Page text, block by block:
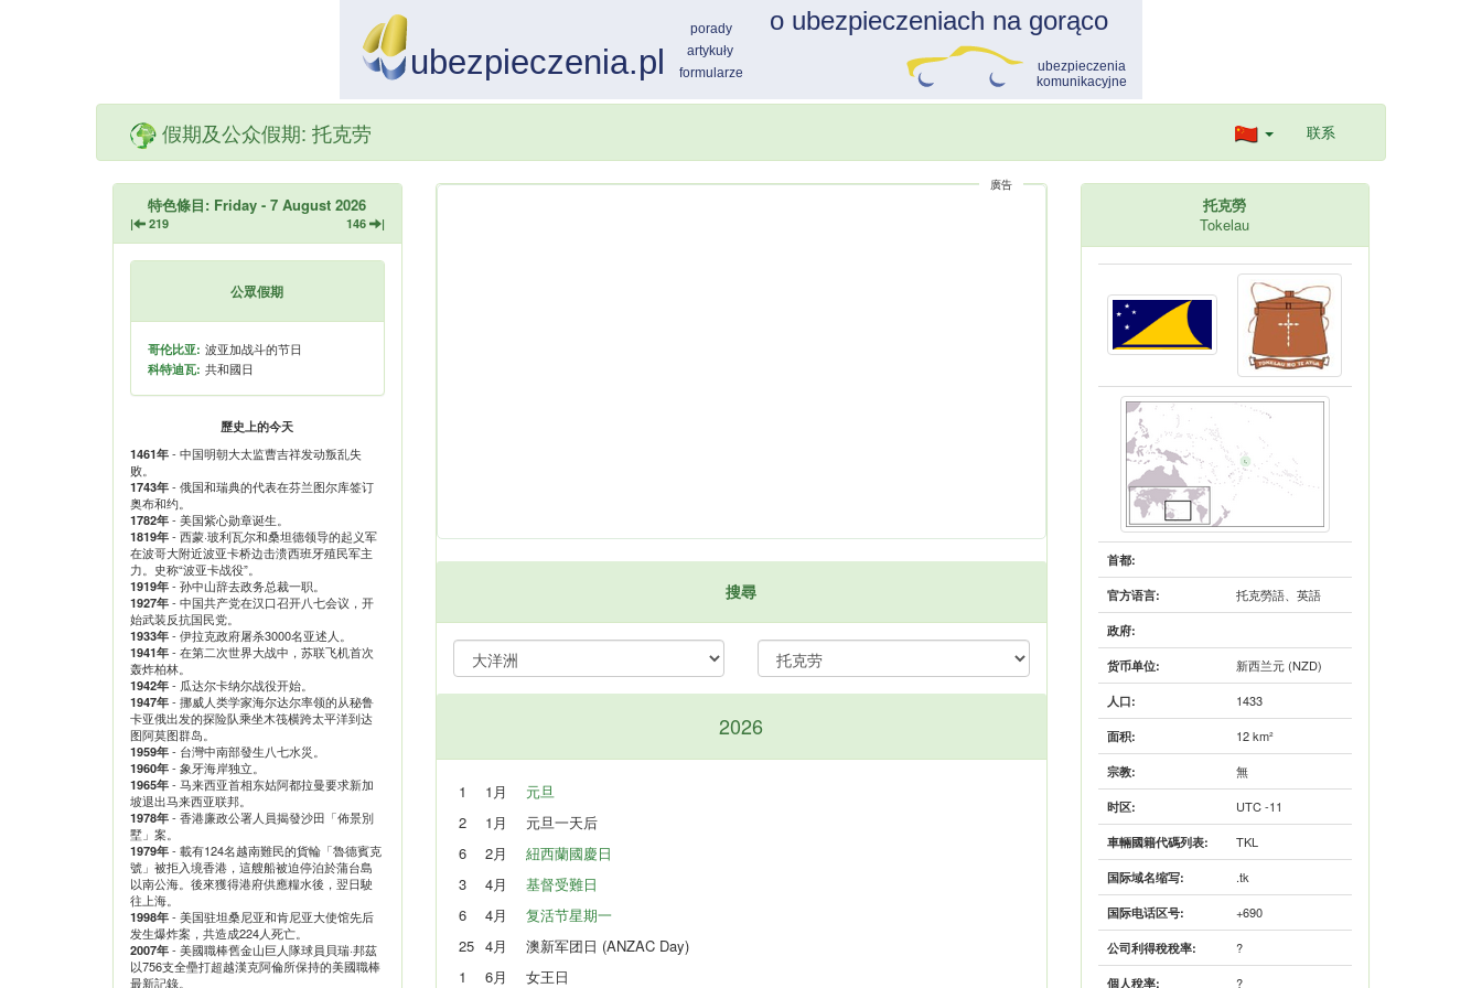
假期及公众假期: 托克劳 联系
特色條目: Friday - 7 August 2026
| 219 146 |
公眾假期
哥伦比亚: 波亚加战斗的节日
科特迪瓦: 共和國日
歷史上的今天
1461年 - 中国明朝大太监曹吉祥发动叛乱失
败。
1743年 - 俄国和瑞典的代表在芬兰图尔库签订
奥布和约。
1782年 - 美国紫心勋章诞生。
1819年 - 西蒙·玻利瓦尔和桑坦德领导的起义军
在波哥大附近波亚卡桥边击溃西班牙殖民军主
力。史称“波亚卡战役”。
1919年 - 孙中山辞去政务总裁一职。
1927年 - 中国共产党在汉口召开八七会议，开
始武装反抗国民党。
1933年 - 伊拉克政府屠杀3000名亚述人。
1941年 - 在第二次世界大战中，苏联飞机首次
轰炸柏林。
1942年 - 瓜达尔卡纳尔战役开始。
1947年 - 挪威人类学家海尔达尔率领的从秘鲁
卡亚俄出发的探险队乘坐木筏横跨太平洋到达
图阿莫图群岛。
1959年 - 台灣中南部發生八七水災。
1960年 - 象牙海岸独立。
1965年 - 马来西亚首相东姑阿都拉曼要求新加
坡退出马来西亚联邦。
1978年 - 香港廉政公署人員揭發沙田「佈景別
墅」案。
1979年 - 載有124名越南難民的貨輪「魯德賓克
號」被拒入境香港，這艘船被迫停泊於蒲台島
以南公海。後來獲得港府供應糧水後，翌日駛
往上海。
1998年 - 美国驻坦桑尼亚和肯尼亚大使馆先后
发生爆炸案，共造成224人死亡。
2007年 - 美國職棒舊金山巨人隊球員貝瑞·邦茲
以756支全壘打超越漢克阿倫所保持的美國職棒
最新記錄。
廣告
搜尋
2026
1 1月
元旦
2
1月
元旦一天后
6
2月
紐西蘭國慶日
3
4月
基督受難日
6
4月
复活节星期一
25 4月
澳新军团日 (ANZAC Day)
1
6月 女王日
托克勞
Tokelau
首都:
官方语言: 托克勞語、英語
政府:
货币单位: 新西兰元 (NZD)
人口: 1433
面积: 12 km²
宗教: 無
时区: UTC -11
車輛國籍代碼列表: TKL
国际域名缩写: .tk
国际电话区号: +690
公司利得稅稅率: ?
個人稅率: ?